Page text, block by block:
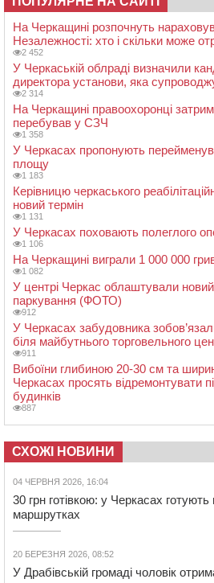
На Черкащині розпочнуть
Незалежності: хто і скільки може
2 452
У Черкаській облраді визначили
директора установи, яка
2 314
На Черкащині правоохоронці
перебував у СЗЧ
1 358
У Черкасах пропонують
площу
1 183
Керівницю черкаського
новий термін
1 131
У Черкасах поховають полеглого
1 106
На Черкащині виграли 1 000 000
1 082
У центрі Черкас облаштували
паркування (ФОТО)
912
У Черкасах забудовника
біля майбутнього торговельного
911
Вибоїни глибиною 20-30 см та
Черкасах просять відремонтувати
будинків
887
СХОЖІ НОВИНИ
04 ЧЕРВНЯ 2026, 16:04
30 грн готівкою: у Черкасах
маршрутках
20 БЕРЕЗНЯ 2026, 08:52
У Драбівській громаді чоловік